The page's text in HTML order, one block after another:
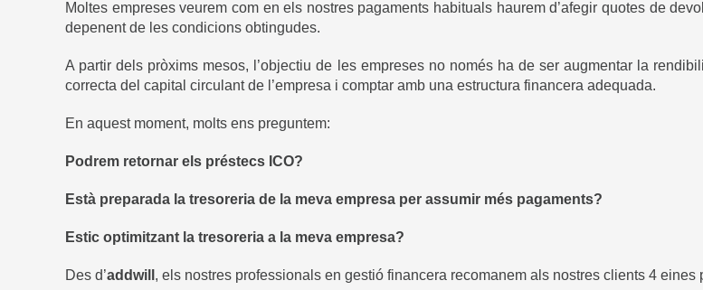
Moltes empreses veurem com en els nostres pagaments habituals haurem d’afegir quotes de
depenent de les condicions obtingudes.
A partir dels pròxims mesos, l’objectiu de les empreses no només ha de ser augmentar la
correcta del capital circulant de l’empresa i comptar amb una estructura financera adequada.
En aquest moment, molts ens preguntem:
Podrem retornar els préstecs ICO?
Està preparada la tresoreria de la meva empresa per assumir més pagaments?
Estic optimitzant la tresoreria a la meva empresa?
Des d’addwill , els nostres professionals en gestió financera recomanem als nostres clients 4 eines